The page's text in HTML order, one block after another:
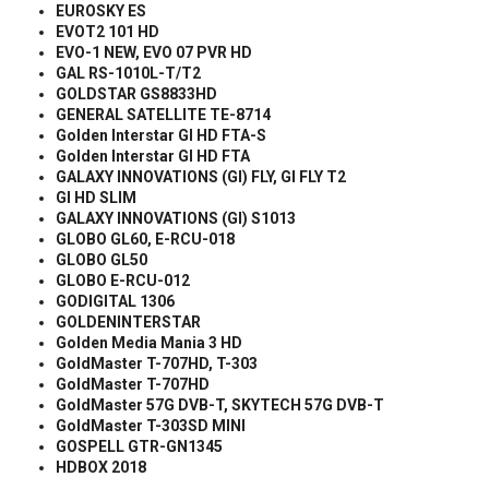
EUROSKY ES
EVOT2 101 HD
EVO-1 NEW, EVO 07 PVR HD
GAL RS-1010L-T/T2
GOLDSTAR GS8833HD
GENERAL SATELLITE TE-8714
Golden Interstar GI HD FTA-S
Golden Interstar GI HD FTA
GALAXY INNOVATIONS (GI) FLY, GI FLY T2
GI HD SLIM
GALAXY INNOVATIONS (GI) S1013
GLOBO GL60, E-RCU-018
GLOBO GL50
GLOBO E-RCU-012
GODIGITAL 1306
GOLDENINTERSTAR
Golden Media Mania 3 HD
GoldMaster T-707HD, T-303
GoldMaster T-707HD
GoldMaster 57G DVB-T, SKYTECH 57G DVB-T
GoldMaster T-303SD MINI
GOSPELL GTR-GN1345
HDBOX 2018